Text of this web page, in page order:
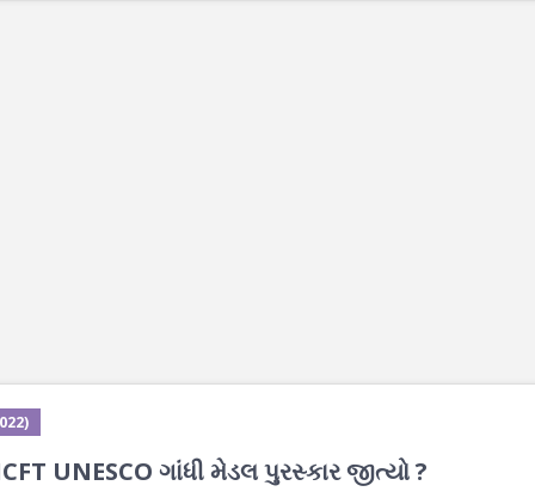
UNESCO ગાંધી મેડલ પુરસ્કાર જીત્યો ?